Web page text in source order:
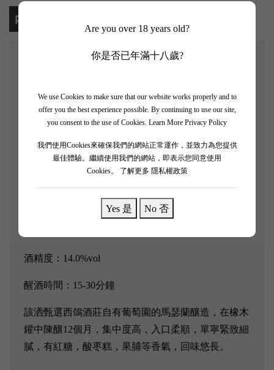
Are you over 18 years old?
你是否已年滿十八歲?
We use Cookies to make sure that our website works properly and to
offer you the best experience possible. By continuing to use our site,
you consent to the use of Cookies. Learn More Privacy Policy
我們使用Cookies來確保我們的網站正常運作，並致力為您提供
最佳體驗。繼續使用我們的網站，即表示您同意使用
Cookies。
了解更多 隱私權政策
Yes 是 No 否
內容
西鴿酒莊玉鴿單一園馬瑟蘭干紅葡萄酒
迷你葡萄馬瑟蘭，中國葡萄酒中的閃閃明星。甘潤平
衡的東方特質，濃郁深邃，迷人前先醉心。“琼液似
丹霞 ，流晕染清樽。” 每一滴，柔顺。酒標依舊延續
疑是中式和高品位爱好者之選。
酒精度：14.0%vol
醒酒時間：15-30分鐘
該洒甄選西鴿酒莊自有葡萄園的馬瑟蘭釀造，在橡木
鑵中陳釀12個月，集中度高，入口柔順，單寧緊致細
膩，有紅糖，酸枣糕，果脯等香氣，回味悠長。